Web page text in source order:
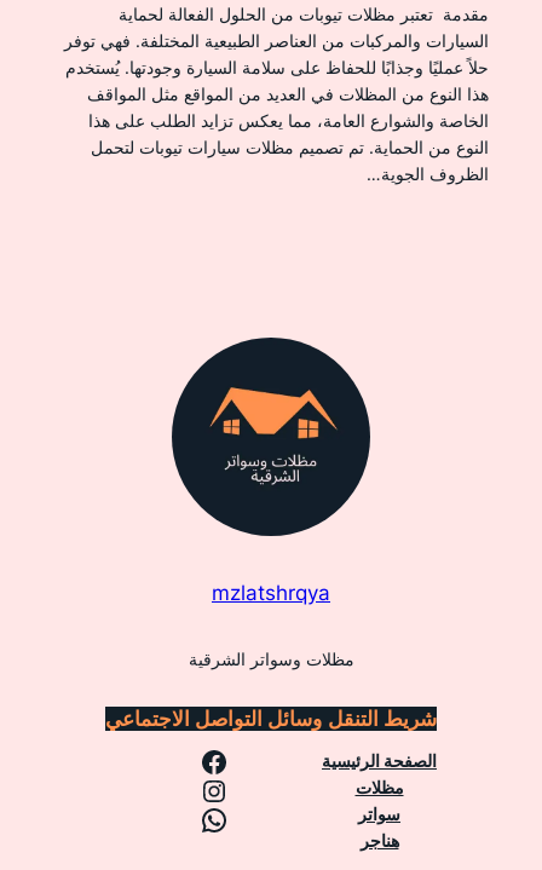
مقدمة تعتبر مظلات تيوبات من الحلول الفعالة لحماية
السيارات والمركبات من العناصر الطبيعية المختلفة. فهي توفر
حلاً عمليًا وجذابًا للحفاظ على سلامة السيارة وجودتها. يُستخدم
هذا النوع من المظلات في العديد من المواقع مثل المواقف
الخاصة والشوارع العامة، مما يعكس تزايد الطلب على هذا
النوع من الحماية. تم تصميم مظلات سيارات تيوبات لتحمل
الظروف الجوية…
mzlatshrqya
مظلات وسواتر الشرقية
شريط التنقل
الصفحة الرئيسية
مظلات
سواتر
هناجر
وسائل التواصل الاجتماعي
فيسبوك
إنستجرام
واتساب